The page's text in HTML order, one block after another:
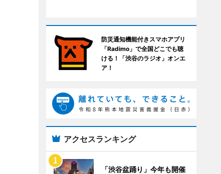
防災通知機能付きスマホアプリ
「Radimo」で全国どこでも聴
ける！「渋谷のラジオ」オンエ
ア！
アクセスランキング
「渋谷盆踊り」今年も開催